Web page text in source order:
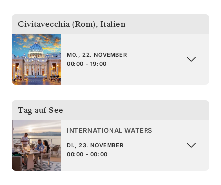
Civitavecchia (Rom), Italien
MO., 22. NOVEMBER
00:00 - 19:00
Tag auf See
INTERNATIONAL WATERS
DI., 23. NOVEMBER
00:00 - 00:00